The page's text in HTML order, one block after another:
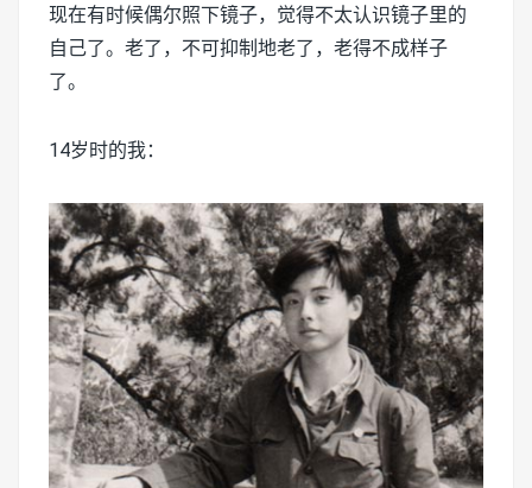
现在有时候偶尔照下镜子，觉得不太认识镜子里的
自己了。老了，不可抑制地老了，老得不成样子
了。
14岁时的我：